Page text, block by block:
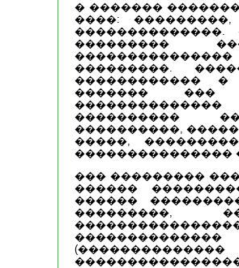
� �������
����:
���������
���������.
������������ �
�������
����������
����������,
�����,
���������������
��� ���������
������
������
���������,
����������������